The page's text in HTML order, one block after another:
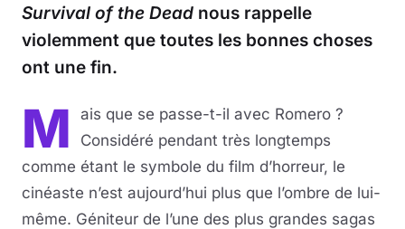
Survival of the Dead nous rappelle
violemment que toutes les bonnes choses
ont une fin.
M
ais que se passe-t-il avec Romero ?
Considéré pendant très longtemps
comme étant le symbole du film d’horreur, le
cinéaste n’est aujourd’hui plus que l’ombre de lui-
même. Géniteur de l’une des plus grandes sagas